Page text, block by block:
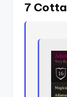
7